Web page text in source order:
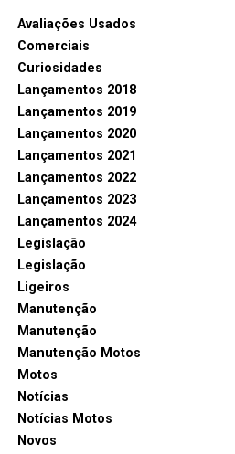
Avaliações Usados
Comerciais
Curiosidades
Lançamentos 2018
Lançamentos 2019
Lançamentos 2020
Lançamentos 2021
Lançamentos 2022
Lançamentos 2023
Lançamentos 2024
Legislação
Legislação
Ligeiros
Manutenção
Manutenção
Manutenção Motos
Motos
Notícias
Notícias Motos
Novos